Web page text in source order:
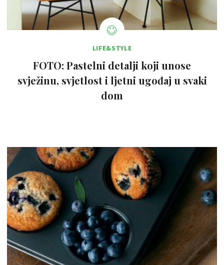
LIFE&STYLE
FOTO: Pastelni detalji koji unose
svježinu, svjetlost i ljetni ugođaj u svaki
dom